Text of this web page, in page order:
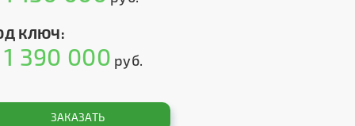
КЛЮЧ:
1 390 000 руб.
ЗАКАЗАТЬ